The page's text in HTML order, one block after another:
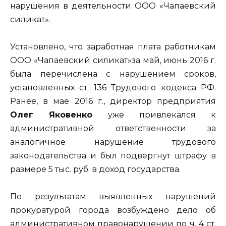
нарушения в деятельности ООО «Чапаевский
силикат».
Установлено, что заработная плата работникам
ООО «Чапаевский силикат»за май, июнь 2016 г.
была перечислена с нарушением сроков,
установленных ст. 136 Трудового кодекса РФ.
Ранее, в мае 2016 г., директор предприятия
Олег Яковенко уже привлекался к
административной ответственности за
аналогичное нарушение трудового
законодательства и был подвергнут штрафу в
размере 5 тыс. руб. в доход государства.
По результатам выявленных нарушений
прокуратурой города возбуждено дело об
административном правонарушении по ч. 4 ст.